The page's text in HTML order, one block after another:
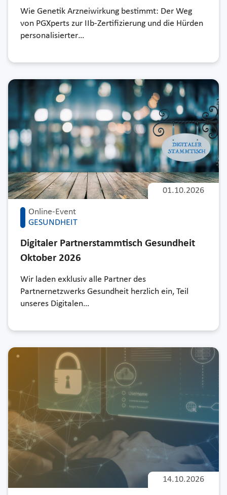
Wie Genetik Arzneiwirkung bestimmt: Der Weg
von PGXperts zur IIb-Zertifizierung und die Hürden
personalisierter…
Online-Event
GESUNDHEIT
01.10.2026
Digitaler Partnerstammtisch Gesundheit
Oktober 2026
Wir laden exklusiv alle Partner des
Partnernetzwerks Gesundheit herzlich ein, Teil
unseres Digitalen…
14.10.2026